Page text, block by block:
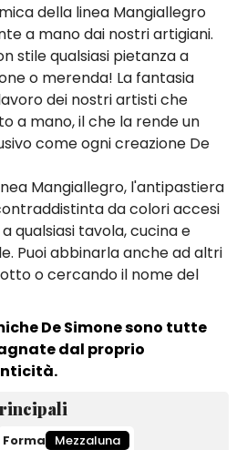
della linea Mangiallegro
a mano dai nostri artigiani.
stile qualsiasi pietanza a
o merenda! La fantasia
dei nostri artisti che
a mano, il che la rende un
come ogni creazione De
Mangiallegro, l'antipastiera
da colori accesi
qualsiasi tavola, cucina e
Puoi abbinarla anche ad altri
o cercando il nome del
De Simone sono tutte
dal proprio
Forma
Mezzaluna